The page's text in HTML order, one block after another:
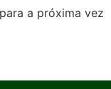
a próxima vez